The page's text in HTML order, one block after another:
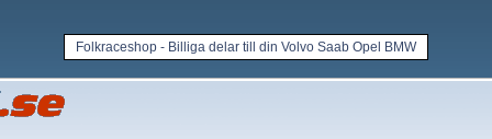
Folkraceshop - Billiga delar till din Volvo Saab Opel BMW